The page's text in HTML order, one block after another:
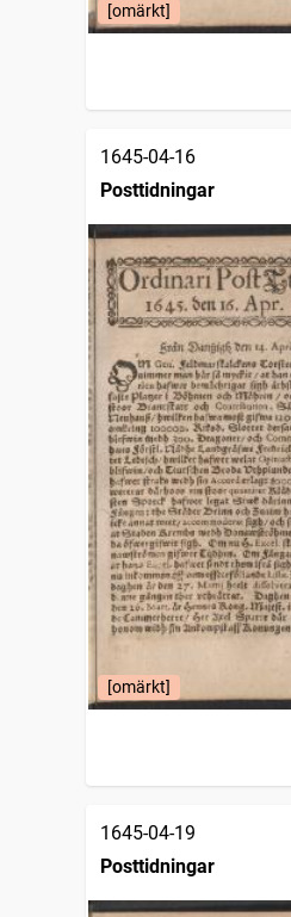
[omärkt]
1645-04-16
Posttidningar
[omärkt]
1645-04-19
Posttidningar